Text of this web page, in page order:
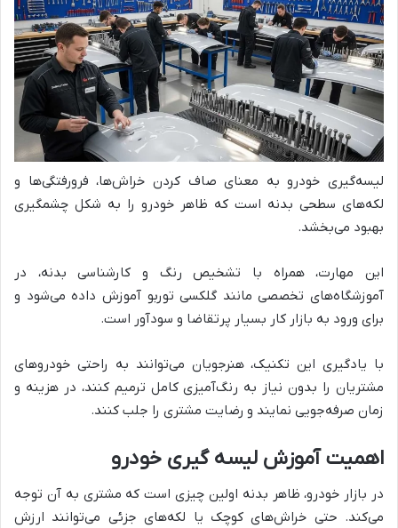
لیسه‌گیری خودرو به معنای صاف کردن خراش‌ها، فرورفتگی‌ها و
لکه‌های سطحی بدنه است که ظاهر خودرو را به شکل چشمگیری
بهبود می‌بخشد.
این مهارت، همراه با تشخیص رنگ و کارشناسی بدنه، در
آموزشگاه‌های تخصصی مانند گلکسی توربو آموزش داده می‌شود و
برای ورود به بازار کار بسیار پرتقاضا و سودآور است.
با یادگیری این تکنیک، هنرجویان می‌توانند به راحتی خودروهای
مشتریان را بدون نیاز به رنگ‌آمیزی کامل ترمیم کنند، در هزینه و
زمان صرفه‌جویی نمایند و رضایت مشتری را جلب کنند.
اهمیت آموزش لیسه گیری خودرو
در بازار خودرو، ظاهر بدنه اولین چیزی است که مشتری به آن توجه
می‌کند. حتی خراش‌های کوچک یا لکه‌های جزئی می‌توانند ارزش